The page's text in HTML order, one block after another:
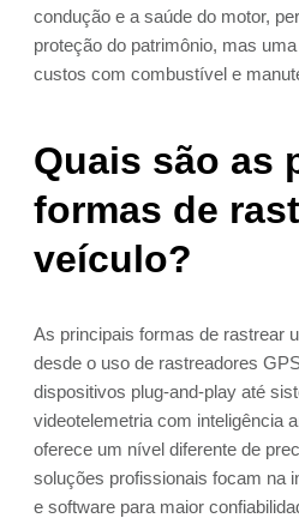
condução e a saúde do motor,
proteção do patrimônio, mas
custos com combustível e
Quais são as
formas de
veículo?
As principais formas de rastrear
desde o uso de rastreadores
dispositivos plug-and-play até
videotelemetria com inteligência
oferece um nível diferente de
soluções profissionais focam na
e software para maior